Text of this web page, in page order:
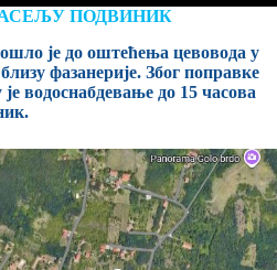
ПОДВИНИК
је до оштећења цевовода у
фазанерије. Због поправке
водоснабдевање до 15 часова